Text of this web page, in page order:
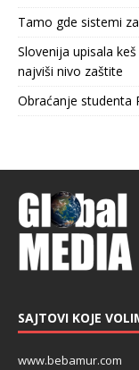
Tamo gde sistemi
Slovenija upisala
najviši nivo zaštite
Obraćanje studenta
SAJTOVI KOJE
www.bebamur.com